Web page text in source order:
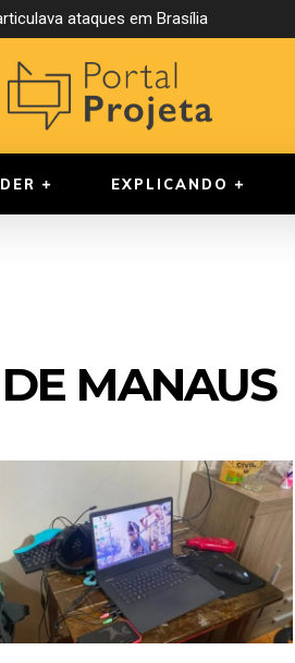
ataques em Brasília
EXPLICANDO
MANAUS